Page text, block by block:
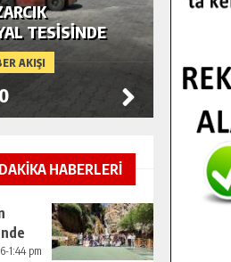
AKIŞI
TESISINDE
HABERLERİ
1:44 pm